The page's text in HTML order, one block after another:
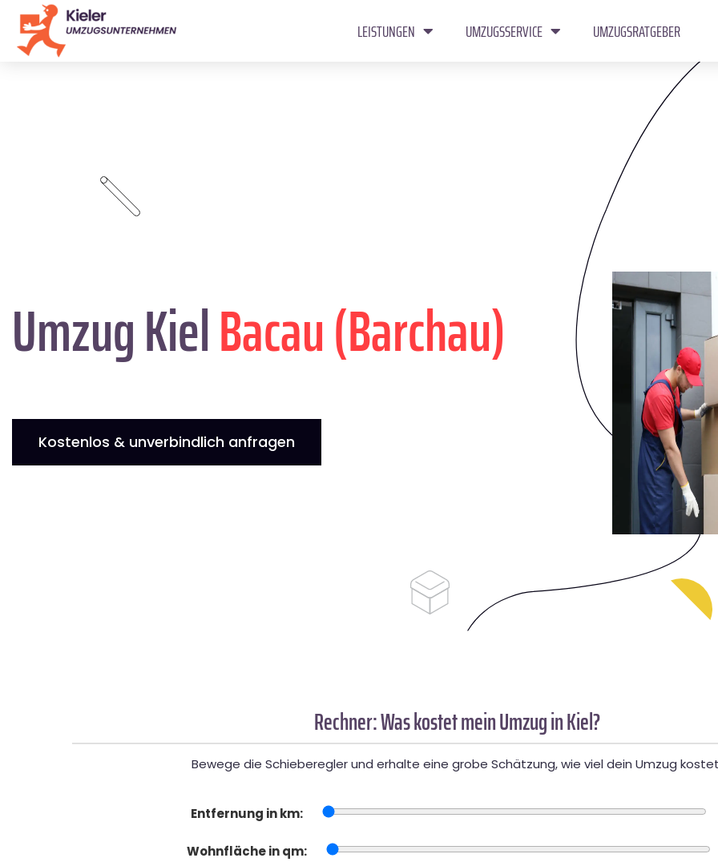
LEISTUNGEN UMZUGSSERVICE UMZUGSRATGEBER
Umzug KielBacau (Barchau)
Kostenlos & unverbindlich anfragen
Rechner: Was kostet mein Umzug in Kiel?
Bewege die Schieberegler und erhalte eine grobe Schätzung, wie viel dein Umzug
Entfernung in km:
Wohnfläche in qm: